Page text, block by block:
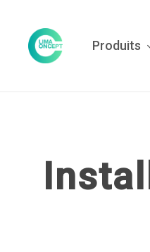
Produits